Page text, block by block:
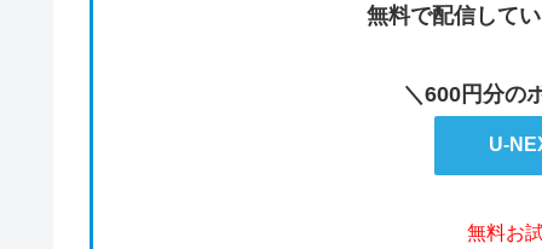
無料で配信して
＼600円分の
U-
無料お